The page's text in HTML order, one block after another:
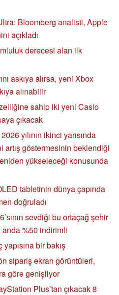
Bloomberg analisti, Apple
açıkladı
derecesi alan ilk
askıya alırsa, yeni Xbox
alınabilir
sahip iki yeni Casio
çıkacak
yılının ikinci yarısında
artış göstermesinin beklendiği
yükseleceği konusunda
tabletinin dünya çapında
doğruladı
sevdiği bu ortaçağ şehir
anda %50 indirimli
bir bakış
sipariş ekran görüntüleri,
göre genişliyor
Plus’tan çıkacak 8